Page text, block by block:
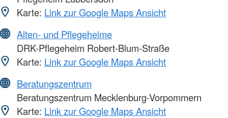
Karte: Link zur Google Maps Ansicht
Alten- und Pflegeheime
DRK-Pflegeheim Robert-Blum-Straße
Karte: Link zur Google Maps Ansicht
Beratungszentrum
Beratungszentrum Mecklenburg-Vorpommern
Karte: Link zur Google Maps Ansicht